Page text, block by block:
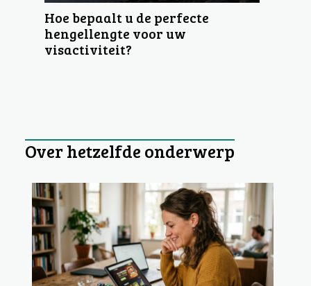
Hoe bepaalt u de perfecte
hengellengte voor uw
visactiviteit?
Over hetzelfde onderwerp